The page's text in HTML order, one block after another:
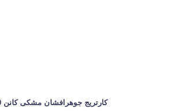
کارتریج جوهرافشان مشکی کانن Pgi-450